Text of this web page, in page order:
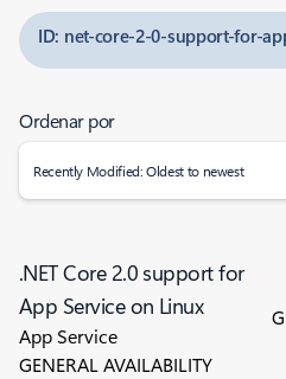
ID: net-core-2-0-support-for-
Ordenar por
Recently Modified: Oldest to newest
.NET Core 2.0 support for
App Service on Linux
App Service
GENERAL AVAILABILITY